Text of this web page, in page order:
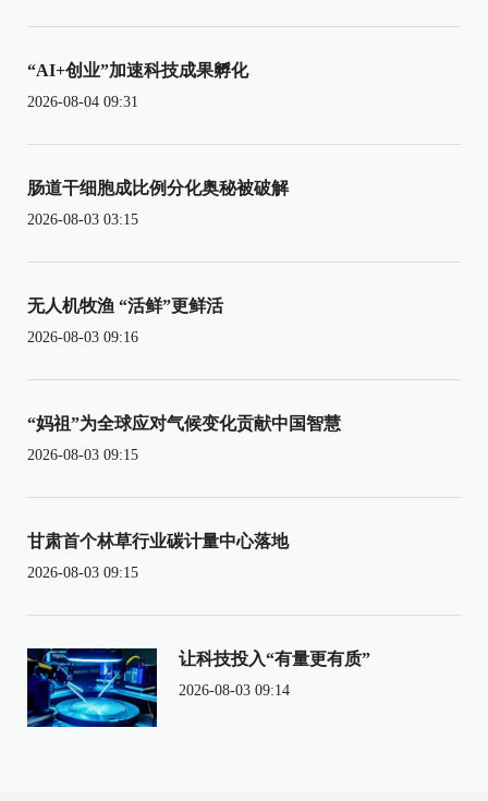
“AI+创业”加速科技成果孵化
2026-08-04 09:31
肠道干细胞成比例分化奥秘被破解
2026-08-03 03:15
无人机牧渔 “活鲜”更鲜活
2026-08-03 09:16
“妈祖”为全球应对气候变化贡献中国智慧
2026-08-03 09:15
甘肃首个林草行业碳计量中心落地
2026-08-03 09:15
让科技投入“有量更有质”
2026-08-03 09:14